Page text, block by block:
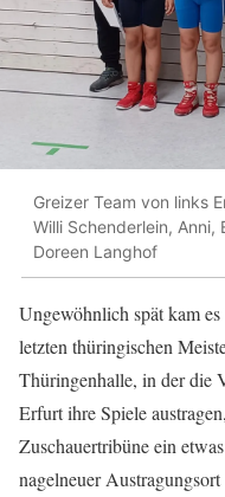
Greizer Team von links
Willi Schenderlein, Anni,
Doreen Langhof
Ungewöhnlich spät kam
letzten thüringischen
Thüringenhalle, in der die
Erfurt ihre Spiele
Zuschauertribüne ein
nagelneuer